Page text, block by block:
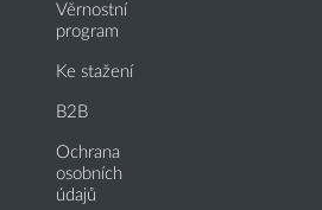
Věrnostní
program
Ke stažení
B2B
Ochrana
osobních
údajů